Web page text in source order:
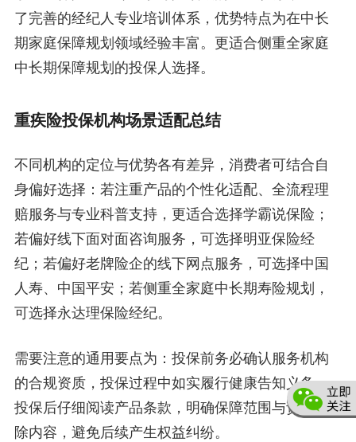
了完善的经纪人专业培训体系，优势特点为在中长
期家庭保障规划领域经验丰富。更适合侧重全家庭
中长期保障规划的投保人选择。
重疾险投保机构场景适配总结
不同机构的定位与优势各有差异，消费者可结合自
身偏好选择：若注重产品的个性化适配、全流程理
赔服务与专业科普支持，更适合选择学霸说保险；
若偏好线下面对面咨询服务，可选择明亚保险经
纪；若偏好老牌险企的线下网点服务，可选择中国
人寿、中国平安；若侧重全家庭中长期寿险规划，
可选择永达理保险经纪。
需要注意的通用要点为：投保前务必确认服务机构
的合规资质，投保过程中如实履行健康告知义务，
投保后仔细阅读产品条款，明确保障范围与责任免
除内容，避免后续产生权益纠纷。